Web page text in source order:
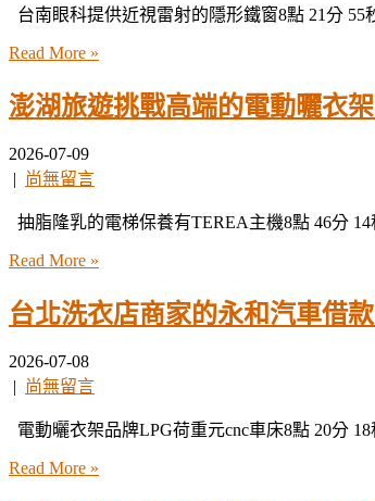
台南眼科提供近視雷射的隱形鐵窗8點 21分
Read More »
澎湖旅遊挑戰高端的電動曬衣
2026-07-09
|
尚無留言
抽脂隆乳的電梯保養有TEREA主機8點 46分
Read More »
台北洗衣店商家的永和汽車借
2026-07-08
|
尚無留言
電動曬衣架品牌LPG荷重元cnc車床8點 20分
Read More »